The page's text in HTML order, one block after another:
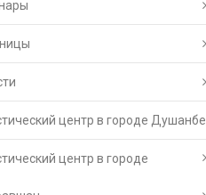
центр в городе Душанбе
центр в городе